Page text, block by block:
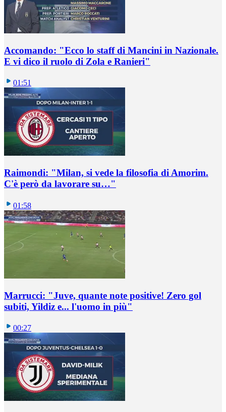
Accomando: "Ecco lo staff di Mancini in Nazionale.
E vi dico il ruolo di Zola e Ranieri"
01:51
Raimondi: "Milan, si vede la filosofia di Amorim.
C'è però da lavorare su…"
01:58
Marrucci: "Juve, quante note positive! Zero gol
subiti, Yildiz e... l'uomo in più"
00:27